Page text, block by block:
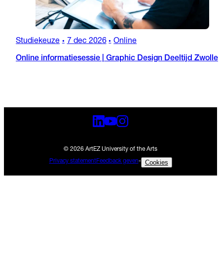
Studiekeuze • 7 dec 2026 • Online
Online informatiesessie | Graphic Design Deeltijd Zwolle
© 2026 ArtEZ University of the Arts
Privacy statementFeedback geven- Cookies